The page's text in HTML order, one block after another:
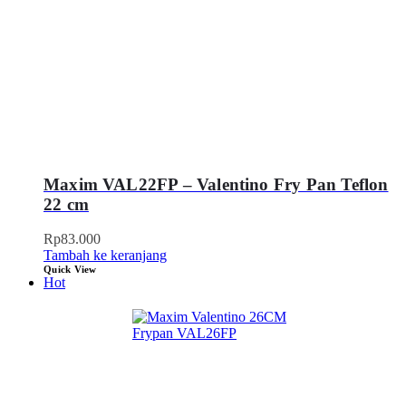
Maxim VAL22FP – Valentino Fry Pan Teflon
22 cm
Rp83.000
Tambah ke keranjang
Quick View
Hot